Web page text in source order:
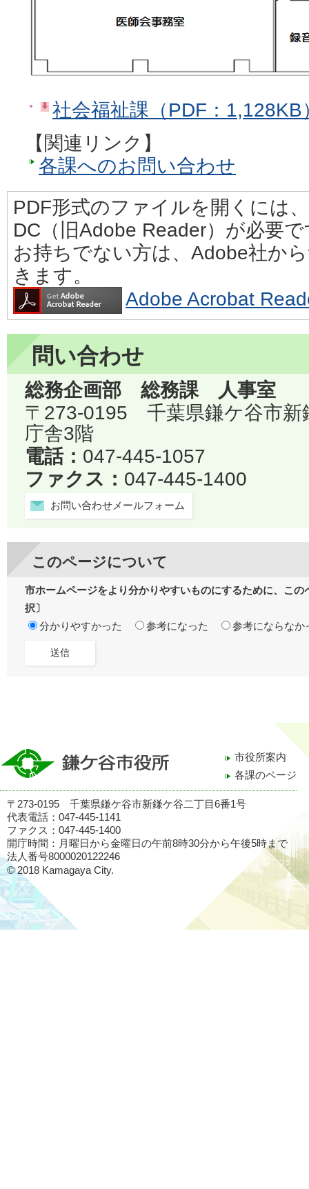
社会福祉課（PDF：1,128KB
【関連リンク】
各課へのお問い合わせ
PDF形式のファイルを開くには
DC（旧Adobe Reader）が必要
お持ちでない方は、Adobe社か
きます。
Adobe Acrobat
問い合わせ
総務企画部 総務課 人事室
〒273-0195 千葉県鎌ケ谷市
庁舎3階
電話： 047-445-1057
ファクス： 047-445-1400
お問い合わせメールフォーム
このページについて
市ホームページをより分かりやすいものにするために、こ
択〕
分かりやすかった
参考になった 参考にならなか
市役所案内
各課のページ
〒273-0195 千葉県鎌ケ谷市新鎌ケ谷二丁目6番1号
代表電話：047-445-1141
ファクス：047-445-1400
開庁時間：月曜日から金曜日の午前8時30分から午後5時まで
法人番号8000020122246
© 2018 Kamagaya City.